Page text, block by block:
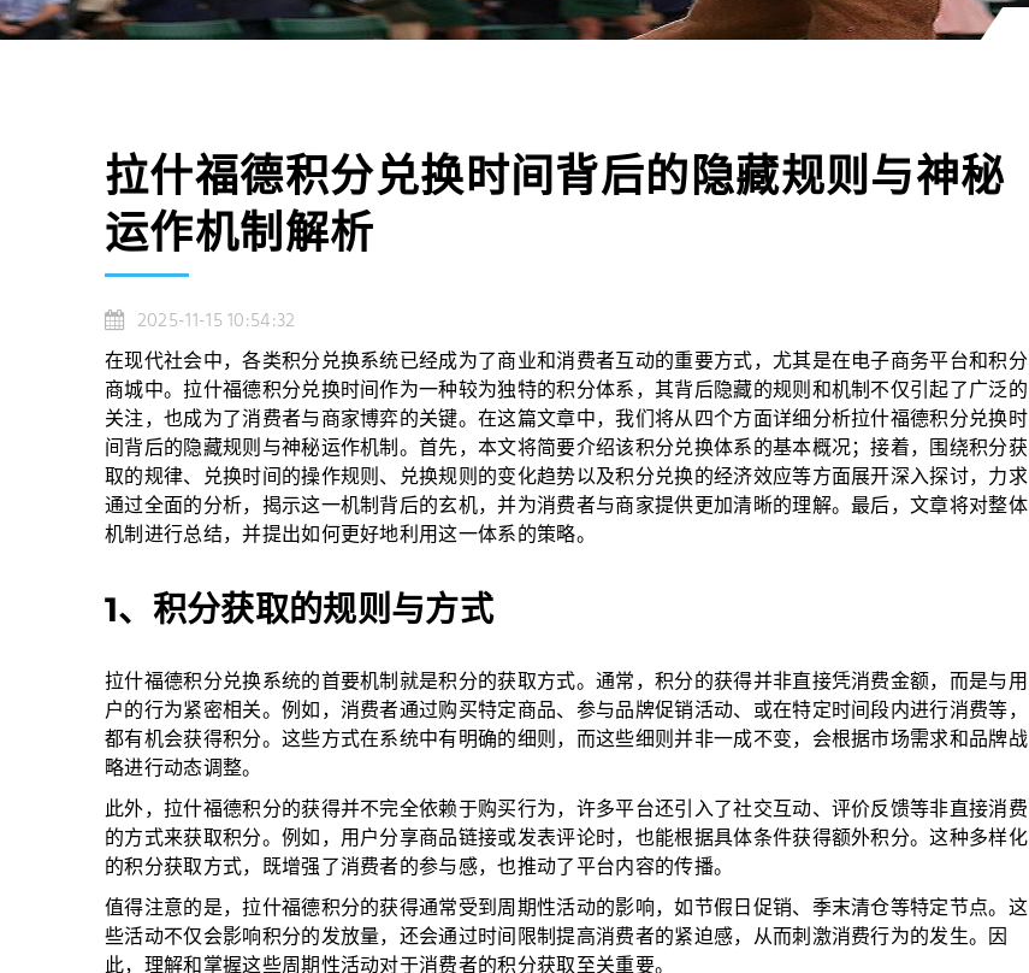
拉什福德积分兑换时间背后的隐藏规则与神秘
运作机制解析
2025-11-15 10:54:32
在现代社会中，各类积分兑换系统已经成为了商业和消费者互动的重要方式，尤其是在电子商务平台和积分
商城中。拉什福德积分兑换时间作为一种较为独特的积分体系，其背后隐藏的规则和机制不仅引起了广泛的
关注，也成为了消费者与商家博弈的关键。在这篇文章中，我们将从四个方面详细分析拉什福德积分兑换时
间背后的隐藏规则与神秘运作机制。首先，本文将简要介绍该积分兑换体系的基本概况；接着，围绕积分获
取的规律、兑换时间的操作规则、兑换规则的变化趋势以及积分兑换的经济效应等方面展开深入探讨，力求
通过全面的分析，揭示这一机制背后的玄机，并为消费者与商家提供更加清晰的理解。最后，文章将对整体
机制进行总结，并提出如何更好地利用这一体系的策略。
1、积分获取的规则与方式
拉什福德积分兑换系统的首要机制就是积分的获取方式。通常，积分的获得并非直接凭消费金额，而是与用
户的行为紧密相关。例如，消费者通过购买特定商品、参与品牌促销活动、或在特定时间段内进行消费等，
都有机会获得积分。这些方式在系统中有明确的细则，而这些细则并非一成不变，会根据市场需求和品牌战
略进行动态调整。
此外，拉什福德积分的获得并不完全依赖于购买行为，许多平台还引入了社交互动、评价反馈等非直接消费
的方式来获取积分。例如，用户分享商品链接或发表评论时，也能根据具体条件获得额外积分。这种多样化
的积分获取方式，既增强了消费者的参与感，也推动了平台内容的传播。
值得注意的是，拉什福德积分的获得通常受到周期性活动的影响，如节假日促销、季末清仓等特定节点。这
些活动不仅会影响积分的发放量，还会通过时间限制提高消费者的紧迫感，从而刺激消费行为的发生。因